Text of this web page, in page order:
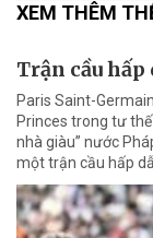
XEM THÊM
Trận cầu hấp
Paris Saint-
Princes trong tư
nhà giàu” nước
một trận cầu hấp